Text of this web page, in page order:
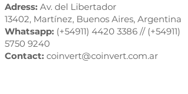
Adress: Av. del Libertador
13402, Martínez, Buenos Aires, Argentina
Whatsapp: (+54911) 4420 3386 // (+54911)
5750 9240
​Contact: coinvert@coinvert.com.ar